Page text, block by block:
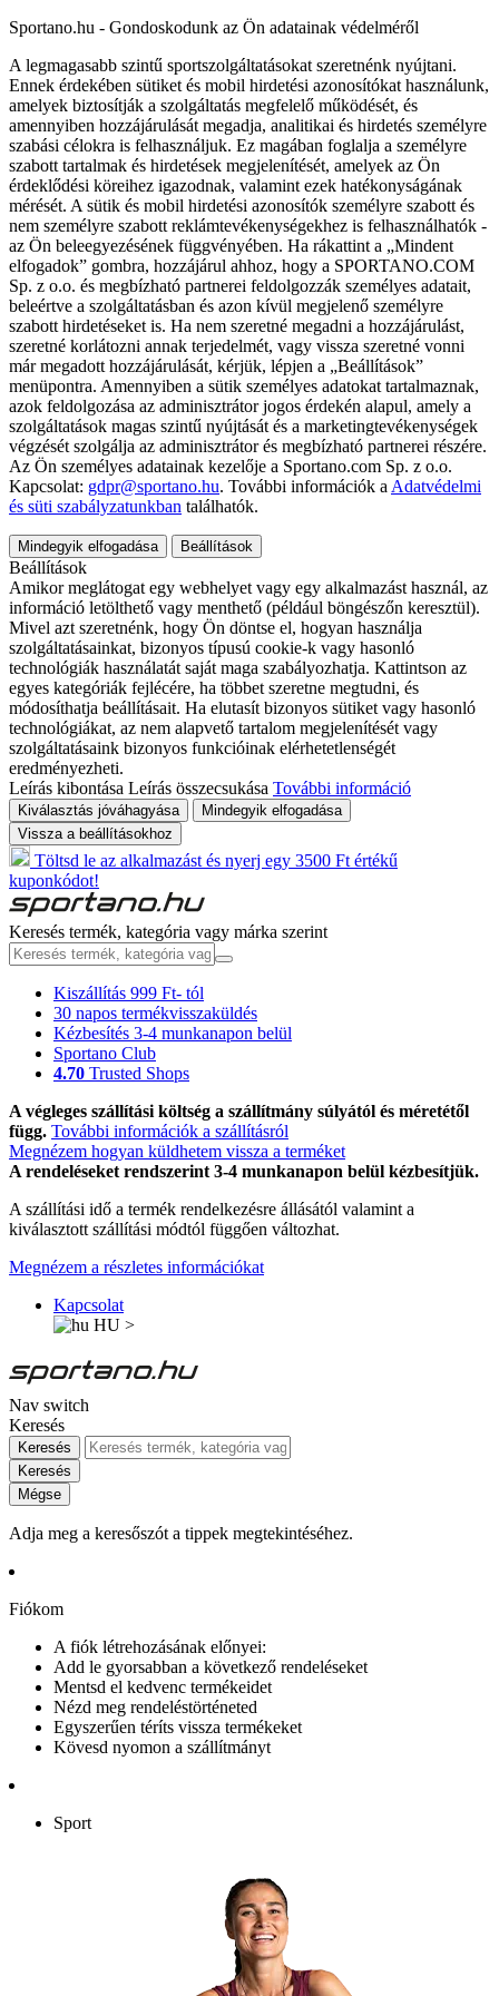
Sportano.hu - Gondoskodunk az Ön adatainak védelméről
A legmagasabb szintű sportszolgáltatásokat szeretnénk nyújtani.
Ennek érdekében sütiket és mobil hirdetési azonosítókat használunk,
amelyek biztosítják a szolgáltatás megfelelő működését, és
amennyiben hozzájárulását megadja, analitikai és hirdetés személyre
szabási célokra is felhasználjuk. Ez magában foglalja a személyre
szabott tartalmak és hirdetések megjelenítését, amelyek az Ön
érdeklődési köreihez igazodnak, valamint ezek hatékonyságának
mérését. A sütik és mobil hirdetési azonosítók személyre szabott és
nem személyre szabott reklámtevékenységekhez is felhasználhatók -
az Ön beleegyezésének függvényében. Ha rákattint a „Mindent
elfogadok” gombra, hozzájárul ahhoz, hogy a SPORTANO.COM
Sp. z o.o. és megbízható partnerei feldolgozzák személyes adatait,
beleértve a szolgáltatásban és azon kívül megjelenő személyre
szabott hirdetéseket is. Ha nem szeretné megadni a hozzájárulást,
szeretné korlátozni annak terjedelmét, vagy vissza szeretné vonni
már megadott hozzájárulását, kérjük, lépjen a „Beállítások”
menüpontra. Amennyiben a sütik személyes adatokat tartalmaznak,
azok feldolgozása az adminisztrátor jogos érdekén alapul, amely a
szolgáltatások magas szintű nyújtását és a marketingtevékenységek
végzését szolgálja az adminisztrátor és megbízható partnerei részére.
Az Ön személyes adatainak kezelője a Sportano.com Sp. z o.o.
Kapcsolat: gdpr@sportano.hu. További információk a Adatvédelmi
és süti szabályzatunkban találhatók.
Mindegyik elfogadása Beállítások
Beállítások
Amikor meglátogat egy webhelyet vagy egy alkalmazást használ, az
információ letölthető vagy menthető (például böngészőn keresztül).
Mivel azt szeretnénk, hogy Ön döntse el, hogyan használja
szolgáltatásainkat, bizonyos típusú cookie-k vagy hasonló
technológiák használatát saját maga szabályozhatja. Kattintson az
egyes kategóriák fejlécére, ha többet szeretne megtudni, és
módosíthatja beállításait. Ha elutasít bizonyos sütiket vagy hasonló
technológiákat, az nem alapvető tartalom megjelenítését vagy
szolgáltatásaink bizonyos funkcióinak elérhetetlenségét
eredményezheti.
Leírás kibontása Leírás összecsukása További információ
Kiválasztás jóváhagyása
Mindegyik elfogadása
Vissza a beállításokhoz
Töltsd le az alkalmazást és nyerj egy 3500 Ft értékű
kuponkódot!
Keresés termék, kategória vagy márka szerint
Kiszállítás 999 Ft- tól
30 napos termékvisszaküldés
Kézbesítés 3-4 munkanapon belül
Sportano Club
4.70 Trusted Shops
A végleges szállítási költség a szállítmány súlyától és méretétől
függ. További információk a szállításról
Megnézem hogyan küldhetem vissza a terméket
A rendeléseket rendszerint 3-4 munkanapon belül kézbesítjük.
A szállítási idő a termék rendelkezésre állásától valamint a
kiválasztott szállítási módtól függően változhat.
Megnézem a részletes információkat
Kapcsolat
HU >
Nav switch
Keresés
Keresés
Keresés
Mégse
Adja meg a keresőszót a tippek megtekintéséhez.
Fiókom
A fiók létrehozásának előnyei:
Add le gyorsabban a következő rendeléseket
Mentsd el kedvenc termékeidet
Nézd meg rendeléstörténeted
Egyszerűen téríts vissza termékeket
Kövesd nyomon a szállítmányt
Sport